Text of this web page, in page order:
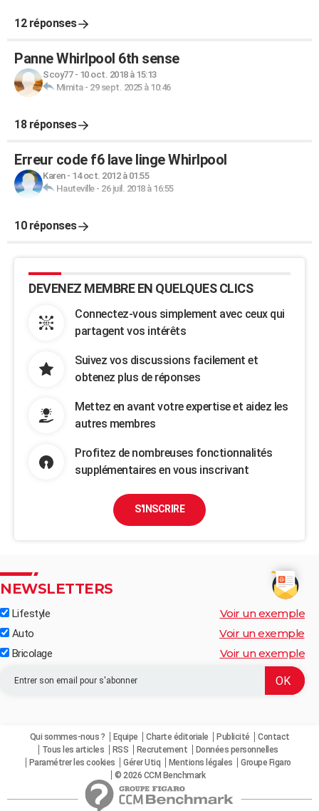
12 réponses
Panne Whirlpool 6th sense
Scoy77- 10 oct. 2018 à 15:13
Mimita- 29 sept. 2025 à 10:46
18 réponses
Erreur code f6 lave linge Whirlpool
Karen- 14 oct. 2012 à 01:55
Hauteville- 26 juil. 2018 à 16:55
10 réponses
DEVENEZ MEMBRE EN QUELQUES CLICS
Connectez-vous simplement avec ceux qui
partagent vos intérêts
Suivez vos discussions facilement et
obtenez plus de réponses
Mettez en avant votre expertise et aidez les
autres membres
Profitez de nombreuses fonctionnalités
supplémentaires en vous inscrivant
S'INSCRIRE
NEWSLETTERS
Lifestyle Voir un exemple
Auto Voir un exemple
Bricolage Voir un exemple
Qui sommes-nous ? Equipe Charte éditoriale Publicité
Contact
Tous les articles
RSS Recrutement
Données personnelles
Paramétrer les cookies
Gérer Utiq Mentions légales
Groupe Figaro
© 2026 CCM Benchmark